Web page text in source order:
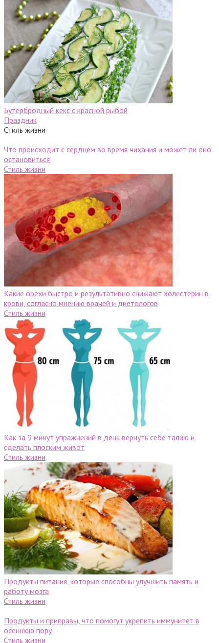
Бутербродный кекс с красной рыбой
Праздник
Стиль жизни
Что происходит с сердцем во время чихания и может ли оно
остановиться
Стиль жизни
Какие орехи быстро и результативно снижают холестерин в
крови, согласно мнению врачей и диетологов
Стиль жизни
Как за 9 минут упражнений в день вернуть себе талию и
сделать плоским живот
Стиль жизни
Продукты питания, которые способны улучшить память и
работу мозга
Стиль жизни
Продукты и приправы, что помогут укрепить иммунитет в
осеннюю пору
Стиль жизни